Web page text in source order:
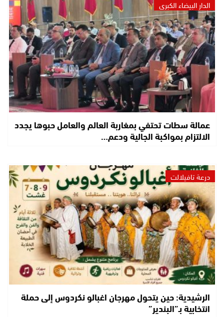
الدار البيضاء الكبرى
عمالة سطات تحتفي بمغاربة العالم والعامل حبوها يجدد
الالتزام بمواكبة الجالية ودعم…
درعة تافيلالت
الرشيدية: حين يتحول مهرجان اغبالو نكردوس إلى حملة
انتخابية بـ”البندير”